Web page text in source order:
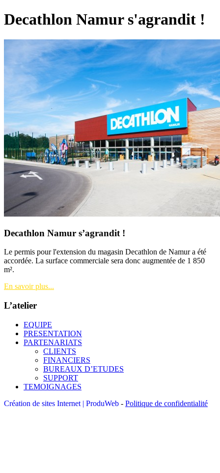
Decathlon Namur s'agrandit !
Decathlon Namur s’agrandit !
Le permis pour l'extension du magasin Decathlon de Namur a été
accordée. La surface commerciale sera donc augmentée de 1 850
m².
En savoir plus...
L’atelier
EQUIPE
PRESENTATION
PARTENARIATS
CLIENTS
FINANCIERS
BUREAUX D’ETUDES
SUPPORT
TEMOIGNAGES
Création de sites Internet | ProduWeb - Politique de confidentialité